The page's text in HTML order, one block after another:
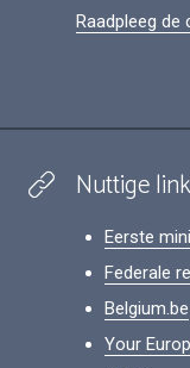
Raadpleeg
Nuttige
Eerste
Federale
Belgium.be
Your